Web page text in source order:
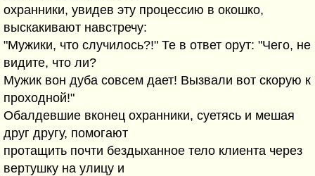
охранники, увидев эту процессию в окошко,
выскакивают навстречу:
"Мужики, что случилось?!" Те в ответ орут: "Чего, не
видите, что ли?
Мужик вон дуба совсем дает! Вызвали вот скорую к
проходной!"
Обалдевшие вконец охранники, суетясь и мешая
друг другу, помогают
протащить почти бездыханное тело клиента через
вертушку на улицу и